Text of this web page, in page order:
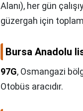
Alanı), her gün
güzergah için
Bursa Anadolu
97G, Osmangazi
Otobüs aracıdır.